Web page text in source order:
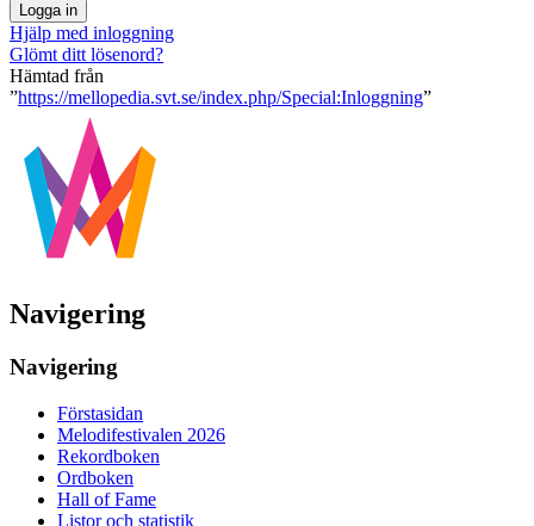
Logga in
Hjälp med inloggning
Glömt ditt lösenord?
Hämtad från
”https://mellopedia.svt.se/index.php/Special:Inloggning”
Navigering
Navigering
Förstasidan
Melodifestivalen 2026
Rekordboken
Ordboken
Hall of Fame
Listor och statistik